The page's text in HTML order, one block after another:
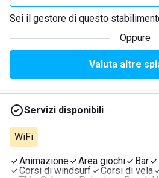
Sei il gestore di questo
Oppure
Valuta altre
Servizi disponibili
WiFi
Animazione Area giochi Bar
Corsi di windsurf
Corsi di vela